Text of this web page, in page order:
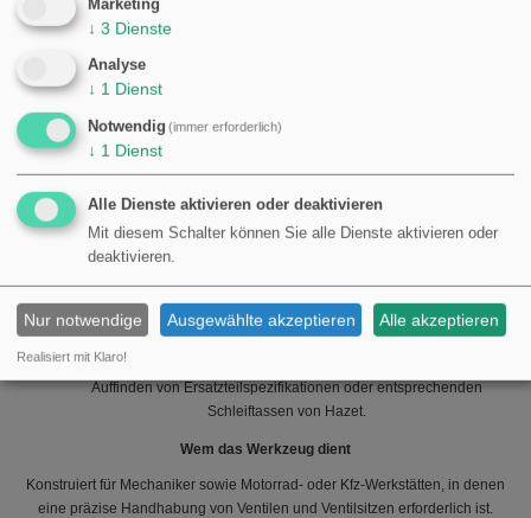
GTIN/EAN: 4000896031788
Kompatibilität und praktische Hinweise
Die Ausführung eignet sich für manuelle Schleifverfahren und kann mit
handgeführten Drehwerkzeugen oder leichten Maschinenaufbauten
Prüfen Sie stets, dass Saugtasse und Schleifmaterial vor Gebrauch
korrekt befestigt sind, um Unwuchten oder lösende Teile während der
Rotation zu vermeiden.
Produktinformationen und Seriennummern (MPN/GTIN) erleichtern das
Auffinden von Ersatzteilspezifikationen oder entsprechenden
Schleiftassen von Hazet.
Wem das Werkzeug dient
Konstruiert für Mechaniker sowie Motorrad- oder Kfz‑Werkstätten, in denen
eine präzise Handhabung von Ventilen und Ventilsitzen erforderlich ist.
Marketing
↓ 3 Dienste
Analyse
↓ 1 Dienst
Notwendig (immer erforderlich)
↓ 1 Dienst
Alle Dienste aktivieren oder deaktivieren
Mit diesem Schalter können Sie alle Dienste aktivieren oder
deaktivieren.
Nur notwendige Ausgewählte akzeptieren Alle akzeptieren
Realisiert mit Klaro!